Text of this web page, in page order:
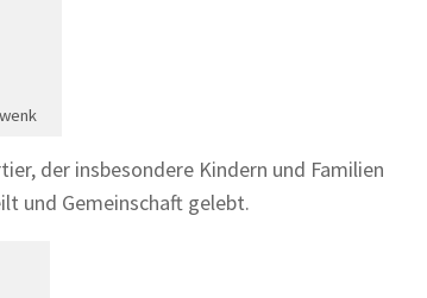
der insbesondere Kindern und Familien
und Gemeinschaft gelebt.